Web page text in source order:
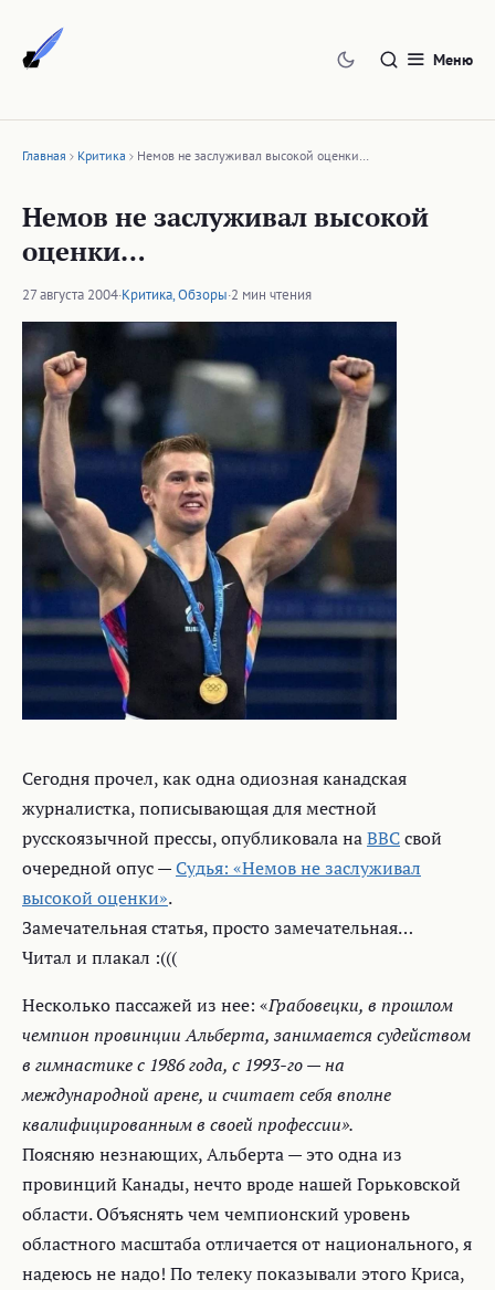
содержимому
Меню
Главная Критика Немов не заслуживал высокой оценки…
Немов не заслуживал высокой
оценки…
27 августа 2004·Критика,Обзоры·2 мин чтения
Сегодня прочел, как одна одиозная канадская
журналистка, пописывающая для местной
русскоязычной прессы, опубликовала наBBCсвой
очередной опус —Судья: «Немов не заслуживал
высокой оценки».
Замечательная статья, просто замечательная…
Читал и плакал :(((
Несколько пассажей из нее: «Грабовецки, в прошлом
чемпион провинции Альберта, занимается судейством
в гимнастике с 1986 года, с 1993-го — на
международной арене, и считает себя вполне
квалифицированным в своей профессии».
Поясняю незнающих, Альберта — это одна из
провинций Канады, нечто вроде нашей Горьковской
области. Объяснять чем чемпионский уровень
областного масштаба отличается от национального, я
надеюсь не надо! По телеку показывали этого Криса,